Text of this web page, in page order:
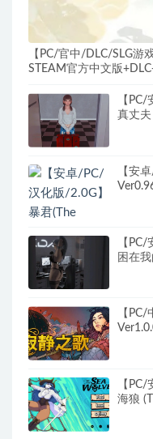
【PC/官中/DLC/SLG
STEAM官方中文版
【
真丈夫
【安
【
困在我的游
【
【
海狼 (The Sea Wolves) Ver0.3 AI汉化版